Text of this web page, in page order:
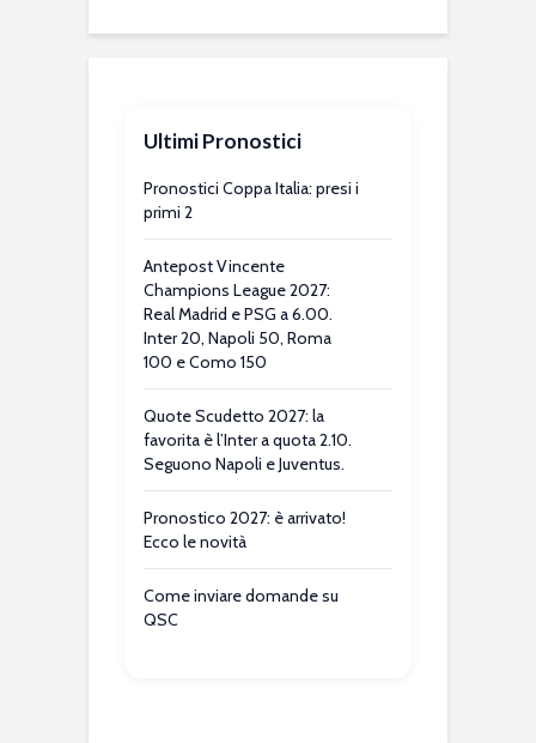
Ultimi Pronostici
Pronostici Coppa Italia: presi i
primi 2
Antepost Vincente
Champions League 2027:
Real Madrid e PSG a 6.00.
Inter 20, Napoli 50, Roma
100 e Como 150
Quote Scudetto 2027: la
favorita è l’Inter a quota 2.10.
Seguono Napoli e Juventus.
Pronostico 2027: è arrivato!
Ecco le novità
Come inviare domande su
QSC